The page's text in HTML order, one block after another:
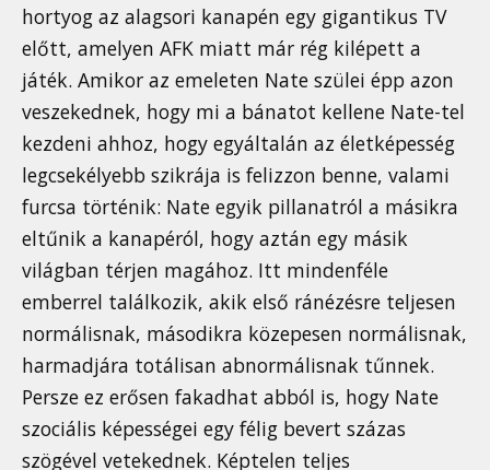
hortyog az alagsori kanapén egy gigantikus TV
előtt, amelyen AFK miatt már rég kilépett a
játék. Amikor az emeleten Nate szülei épp azon
veszekednek, hogy mi a bánatot kellene Nate-tel
kezdeni ahhoz, hogy egyáltalán az életképesség
legcsekélyebb szikrája is felizzon benne, valami
furcsa történik: Nate egyik pillanatról a másikra
eltűnik a kanapéról, hogy aztán egy másik
világban térjen magához. Itt mindenféle
emberrel találkozik, akik első ránézésre teljesen
normálisnak, másodikra közepesen normálisnak,
harmadjára totálisan abnormálisnak tűnnek.
Persze ez erősen fakadhat abból is, hogy Nate
szociális képességei egy félig bevert százas
szögével vetekednek. Képtelen teljes